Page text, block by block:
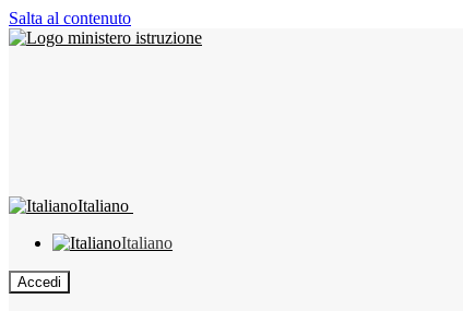
Salta al contenuto
Italiano
Italiano
Accedi